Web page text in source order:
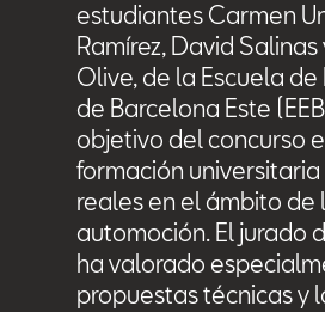
estudiantes Carmen
Ramírez, David Salinas
Olive, de la Escuela de
de Barcelona Este
objetivo del concurso
formación universitaria
reales en el ámbito de
automoción. El jurado
ha valorado
propuestas técnicas y